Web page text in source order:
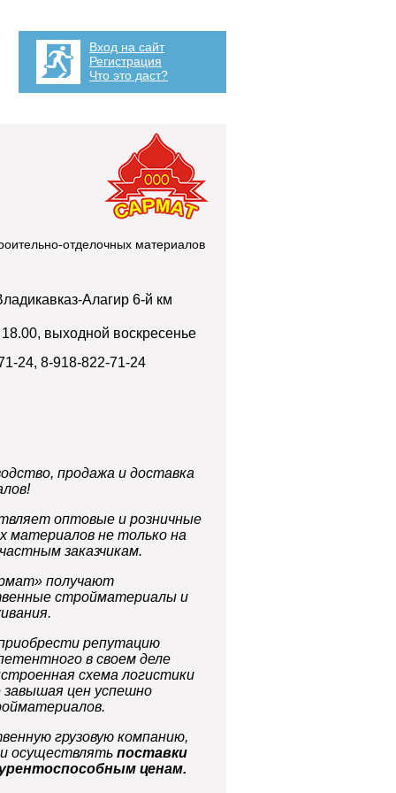
Вход на сайт
Регистрация
Что это даст?
отделочных материалов
Алагир 6-й км
выходной воскресенье
24, 8-918-822-71-24
продажа и доставка
оптовые и розничные
материалов не только на
заказчикам.
получают
стройматериалы и
репутацию
в своем деле
схема логистики
завышая цен успешно
грузовую компанию,
осуществлять поставки
ценам.